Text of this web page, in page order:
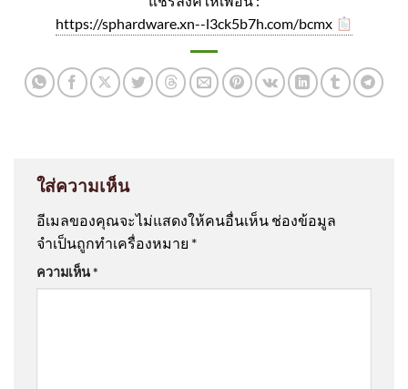
https://sphardware.xn--l3ck5b7h.com/bcmx
ใส่ความเห็น
อีเมลของคุณจะไม่แสดงให้คนอื่นเห็น ช่องข้อมูล
จำเป็นถูกทำเครื่องหมาย *
ความเห็น*